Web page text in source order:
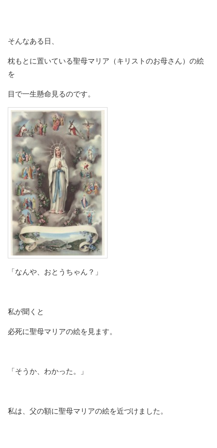
そんなある日、
枕もとに置いている聖母マリア（キリストのお母さん）の絵
を
目で一生懸命見るのです。
「なんや、おとうちゃん？」
私が聞くと
必死に聖母マリアの絵を見ます。
「そうか、わかった。」
私は、父の額に聖母マリアの絵を近づけました。